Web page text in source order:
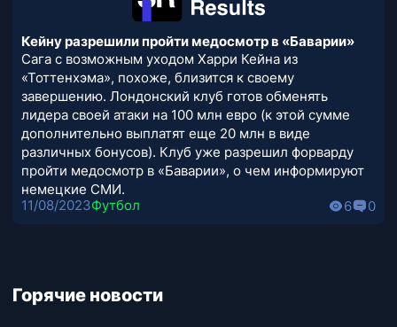
Кейну разрешили пройти медосмотр в «Баварии»
Сага с возможным уходом Харри Кейна из
«Тоттенхэма», похоже, близится к своему
завершению. Лондонский клуб готов обменять
лидера своей атаки на 100 млн евро (к этой сумме
дополнительно выплатят еще 20 млн в виде
различных бонусов). Клуб уже разрешил форварду
пройти медосмотр в «Баварии», о чем информируют
немецкие СМИ.
11/08/2023Футбол 6 0
Горячие новости